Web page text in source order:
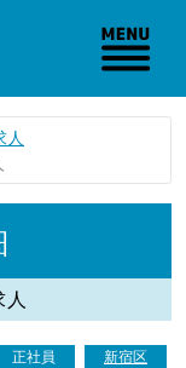
人
正社員 新宿区